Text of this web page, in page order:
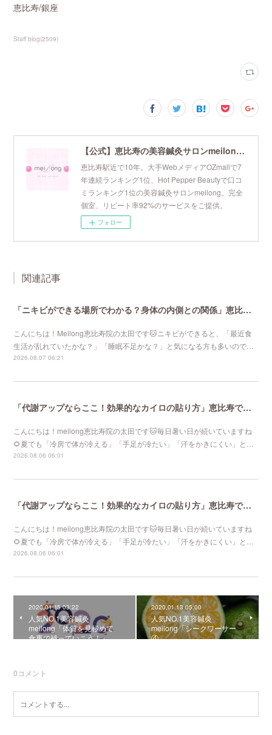
恵比寿/銀座
Staff blog(2509)
【公式】恵比寿の美容鍼灸サロンmeilong｜ツボを押さえた針・お灸の治療で美容と健康を叶えます
恵比寿駅近で10年。大手WebメディアOZmallで7
年連続ランキング1位、Hot Pepper Beautyで口コ
ミランキング1位の美容鍼灸サロンmeilong。完全
個室、リピート率92%のサービスをご提供。
フォロー
関連記事
「ニキビができる場所でわかる？身体の内側との関係」恵比寿で口コミNo 1美容鍼灸ならmeilong
こんにちは！Meilong恵比寿院の太田です🐱ニキビができると、「最近食
生活が乱れていたかな？」「睡眠不足かな？」と気になる方も多いので…
2026.08.07 06:21
「代謝アップならここ！効果的なカイロの貼り方」恵比寿で口コミNo 1美容鍼灸ならmeilong
こんにちは！meilong恵比寿院の太田です🐱毎日暑い日が続いていますね
🌻夏でも「冷房で体が冷える」「手足が冷たい」「汗をかきにくい」と…
2026.08.06 06:01
「代謝アップならここ！効果的なカイロの貼り方」恵比寿で口コミNo 1美容鍼灸ならmeilong
こんにちは！meilong恵比寿院の太田です🐱毎日暑い日が続いていますね
🌻夏でも「冷房で体が冷える」「手足が冷たい」「汗をかきにくい」と…
2026.08.06 06:01
2020.01.15 03:22
人気NO.1美容鍼灸
meilong「体質を見極めて
食事で補っていこう！」
2020.01.13 05:00
人気NO.1美容鍼灸
meilong「シークワーサー
④」
0コメント